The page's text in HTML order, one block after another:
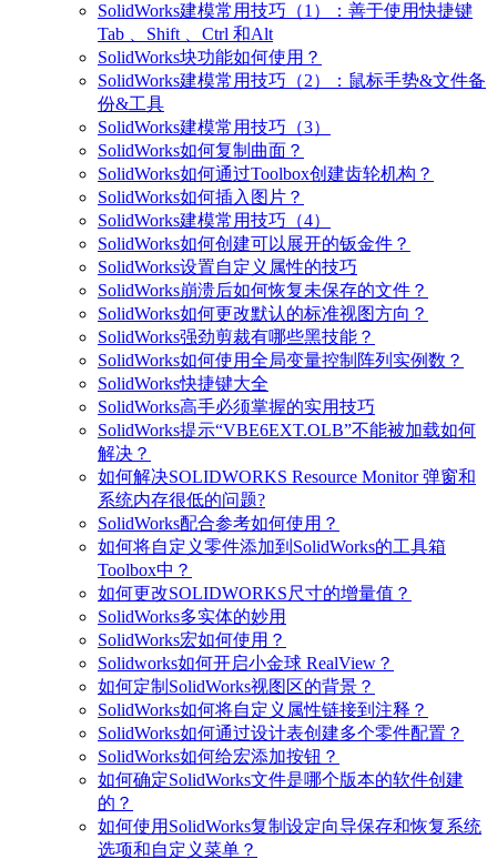
SolidWorks建模常用技巧（1）：善于使用快捷键
Tab 、Shift 、Ctrl 和Alt
SolidWorks块功能如何使用？
SolidWorks建模常用技巧（2）：鼠标手势&文件备
份&工具
SolidWorks建模常用技巧（3）
SolidWorks如何复制曲面？
SolidWorks如何通过Toolbox创建齿轮机构？
SolidWorks如何插入图片？
SolidWorks建模常用技巧（4）
SolidWorks如何创建可以展开的钣金件？
SolidWorks设置自定义属性的技巧
SolidWorks崩溃后如何恢复未保存的文件？
SolidWorks如何更改默认的标准视图方向？
SolidWorks强劲剪裁有哪些黑技能？
SolidWorks如何使用全局变量控制阵列实例数？
SolidWorks快捷键大全
SolidWorks高手必须掌握的实用技巧
SolidWorks提示“VBE6EXT.OLB”不能被加载如何
解决？
如何解决SOLIDWORKS Resource Monitor 弹窗和
系统内存很低的问题?
SolidWorks配合参考如何使用？
如何将自定义零件添加到SolidWorks的工具箱
Toolbox中？
如何更改SOLIDWORKS尺寸的增量值？
SolidWorks多实体的妙用
SolidWorks宏如何使用？
Solidworks如何开启小金球 RealView？
如何定制SolidWorks视图区的背景？
SolidWorks如何将自定义属性链接到注释？
SolidWorks如何通过设计表创建多个零件配置？
SolidWorks如何给宏添加按钮？
如何确定SolidWorks文件是哪个版本的软件创建
的？
如何使用SolidWorks复制设定向导保存和恢复系统
选项和自定义菜单？